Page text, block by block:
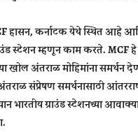
हासन, कर्नाटक येथे स्थित आहे
स्टेशन म्हणून काम करते. MCF हे
खोल अंतराळ मोहिमांना
संप्रेषण समर्थनासाठी
भारतीय ग्राउंड स्टेशनच्या